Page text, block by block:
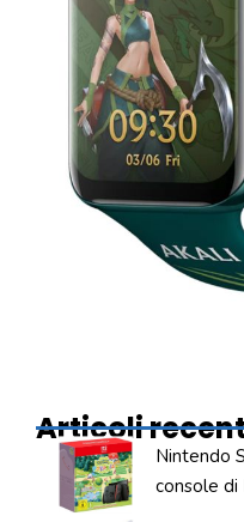
Articoli
Nintendo
console di